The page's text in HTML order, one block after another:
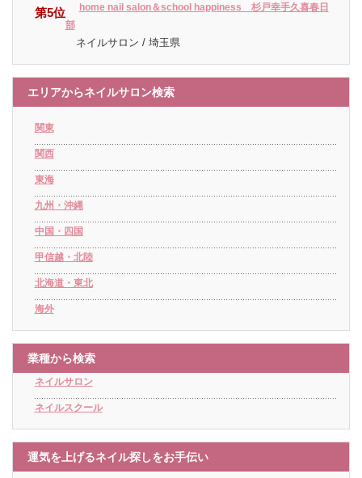
第5位
home nail salon＆school happiness 杉戸幸手久喜春日
部
ネイルサロン / 埼玉県
エリアからネイルサロン検索
関東
関西
東海
九州・沖縄
中国・四国
甲信越・北陸
北海道・東北
海外
業種から検索
ネイルサロン
ネイルスクール
運気を上げるネイル探しをお手伝い